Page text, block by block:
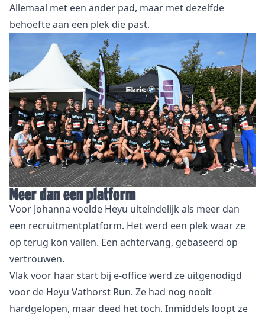
Allemaal met een ander pad, maar met dezelfde
behoefte aan een plek die past.
Meer dan een platform
Voor Johanna voelde Heyu uiteindelijk als meer dan
een recruitmentplatform. Het werd een plek waar ze
op terug kon vallen. Een achtervang, gebaseerd op
vertrouwen.
Vlak voor haar start bij e-office werd ze uitgenodigd
voor de Heyu Vathorst Run. Ze had nog nooit
hardgelopen, maar deed het toch. Inmiddels loopt ze